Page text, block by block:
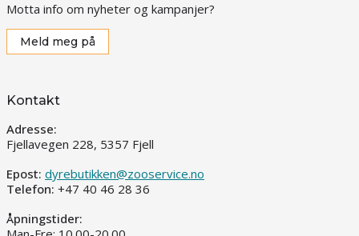
Motta info om nyheter og kampanjer?
Meld meg på
Kontakt
Adresse:
Fjellavegen 228, 5357 Fjell
Epost: dyrebutikken@zooservice.no
Telefon: +47 40 46 28 36
Åpningstider: